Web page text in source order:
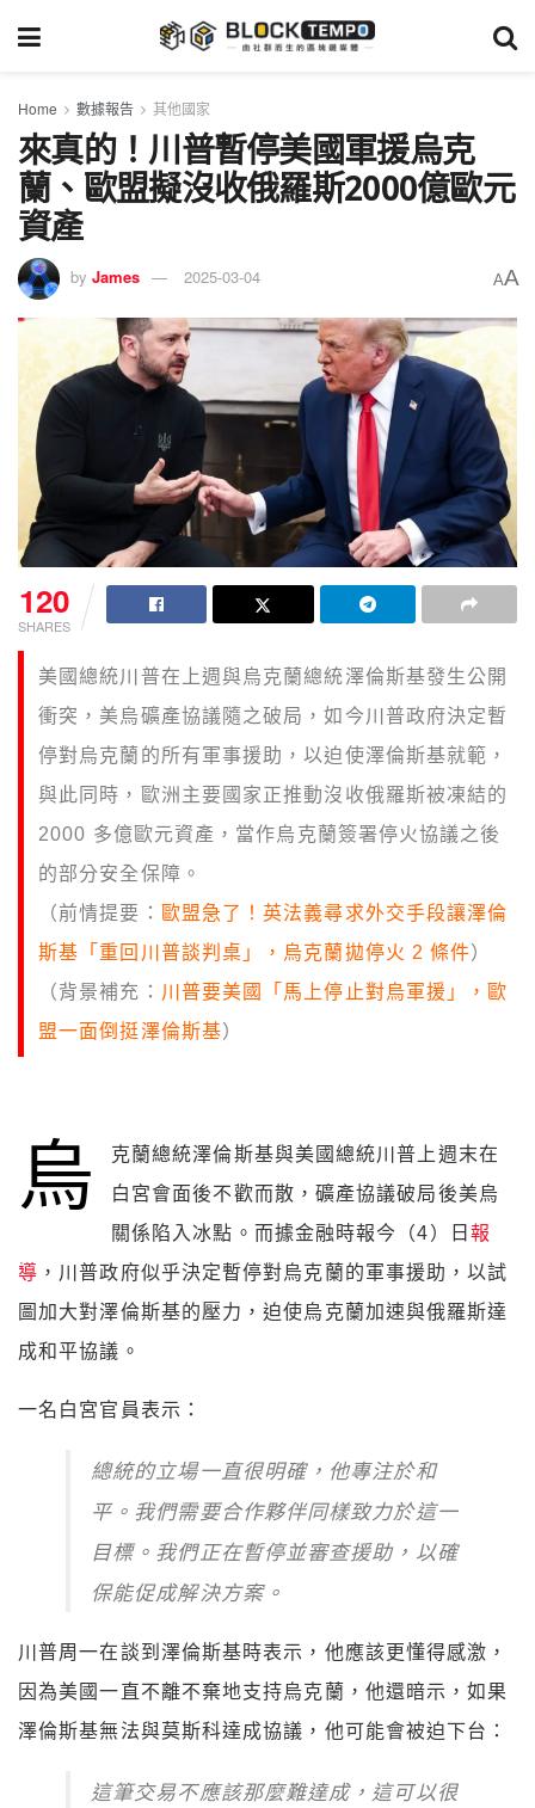
Home 數據報告 其他國家
來真的！川普暫停美國軍援烏克
蘭、歐盟擬沒收俄羅斯2000億歐元
資產
by James 2025-03-04 AA
120
SHARES
美國總統川普在上週與烏克蘭總統澤倫斯基發生公開
衝突，美烏礦產協議隨之破局，如今川普政府決定暫
停對烏克蘭的所有軍事援助，以迫使澤倫斯基就範，
與此同時，歐洲主要國家正推動沒收俄羅斯被凍結的
2000 多億歐元資產，當作烏克蘭簽署停火協議之後
的部分安全保障。
（前情提要： 歐盟急了！英法義尋求外交手段讓澤倫
斯基「重回川普談判桌」，烏克蘭拋停火 2 條件）
（背景補充： 川普要美國「馬上停止對烏軍援」，歐
盟一面倒挺澤倫斯基）
烏
克蘭總統澤倫斯基與美國總統川普上週末在
白宮會面後不歡而散，礦產協議破局後美烏
關係陷入冰點。而據金融時報今（4）日 報
導 ，川普政府似乎決定暫停對烏克蘭的軍事援助，以試
圖加大對澤倫斯基的壓力，迫使烏克蘭加速與俄羅斯達
成和平協議。
一名白宮官員表示：
總統的立場一直很明確，他專注於和
平。我們需要合作夥伴同樣致力於這一
目標。我們正在暫停並審查援助，以確
保能促成解決方案。
川普周一在談到澤倫斯基時表示，他應該更懂得感激，
因為美國一直不離不棄地支持烏克蘭，他還暗示，如果
澤倫斯基無法與莫斯科達成協議，他可能會被迫下台：
這筆交易不應該那麼難達成，這可以很